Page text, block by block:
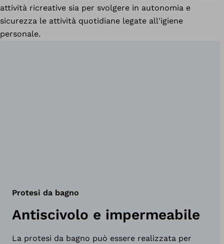
attività ricreative sia per svolgere in autonomia e
sicurezza le attività quotidiane legate all'igiene
personale.
Protesi da bagno
Antiscivolo e impermeabile
La protesi da bagno può essere realizzata per